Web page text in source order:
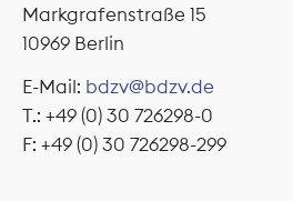
Markgrafenstraße 15
10969 Berlin
E-Mail: bdzv@bdzv.de
T.: +49 (0) 30 726298-0
F: +49 (0) 30 726298-299